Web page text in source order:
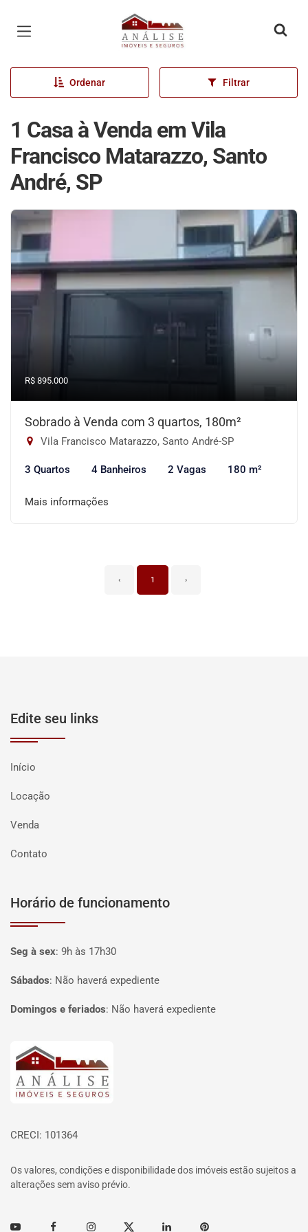
Página inicial
Ordenar Filtrar
1 Casa à Venda em Vila
Francisco Matarazzo, Santo
André, SP
R$ 895.000
Sobrado à Venda com 3 quartos, 180m²
Vila Francisco Matarazzo, Santo André-SP
3 Quartos 4 Banheiros 2 Vagas 180 m²
Mais informações
‹ 1 ›
Edite seu links
Início
Locação
Venda
Contato
Horário de funcionamento
Seg à sex: 9h às 17h30
Sábados: Não haverá expediente
Domingos e feriados: Não haverá expediente
Página inicial
CRECI: 101364
Os valores, condições e disponibilidade dos imóveis estão sujeitos a
alterações sem aviso prévio.
Youtube FacebookInstagramTwitter Linkedin Pinterest